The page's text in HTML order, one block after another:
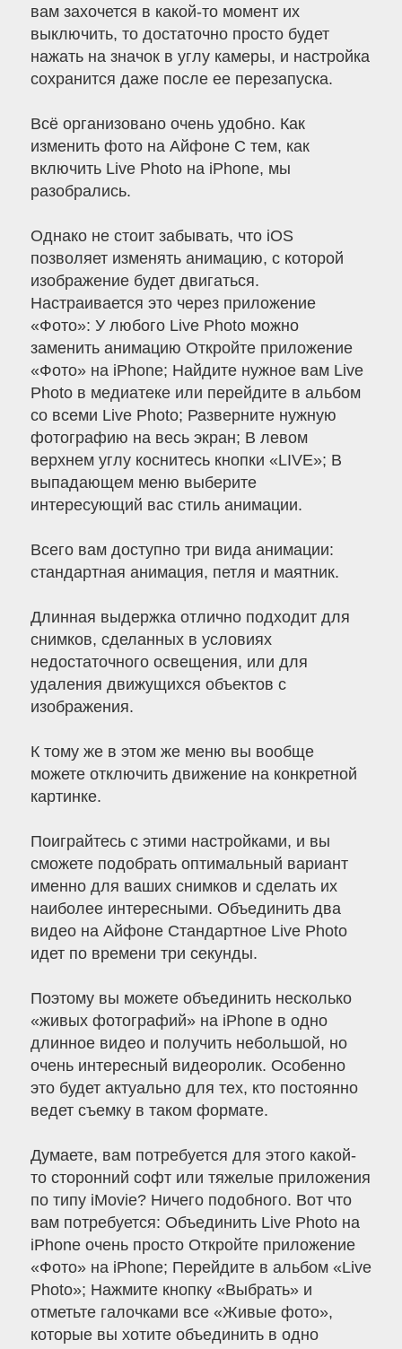
вам захочется в какой-то момент их
выключить, то достаточно просто будет
нажать на значок в углу камеры, и настройка
сохранится даже после ее перезапуска.
Всё организовано очень удобно. Как
изменить фото на Айфоне С тем, как
включить Live Photo на iPhone, мы
разобрались.
Однако не стоит забывать, что iOS
позволяет изменять анимацию, с которой
изображение будет двигаться.
Настраивается это через приложение
«Фото»: У любого Live Photo можно
заменить анимацию Откройте приложение
«Фото» на iPhone; Найдите нужное вам Live
Photo в медиатеке или перейдите в альбом
со всеми Live Photo; Разверните нужную
фотографию на весь экран; В левом
верхнем углу коснитесь кнопки «LIVE»; В
выпадающем меню выберите
интересующий вас стиль анимации.
Всего вам доступно три вида анимации:
стандартная анимация, петля и маятник.
Длинная выдержка отлично подходит для
снимков, сделанных в условиях
недостаточного освещения, или для
удаления движущихся объектов с
изображения.
К тому же в этом же меню вы вообще
можете отключить движение на конкретной
картинке.
Поиграйтесь с этими настройками, и вы
сможете подобрать оптимальный вариант
именно для ваших снимков и сделать их
наиболее интересными. Объединить два
видео на Айфоне Стандартное Live Photo
идет по времени три секунды.
Поэтому вы можете объединить несколько
«живых фотографий» на iPhone в одно
длинное видео и получить небольшой, но
очень интересный видеоролик. Особенно
это будет актуально для тех, кто постоянно
ведет съемку в таком формате.
Думаете, вам потребуется для этого какой-
то сторонний софт или тяжелые приложения
по типу iMovie? Ничего подобного. Вот что
вам потребуется: Объединить Live Photo на
iPhone очень просто Откройте приложение
«Фото» на iPhone; Перейдите в альбом «Live
Photo»; Нажмите кнопку «Выбрать» и
отметьте галочками все «Живые фото»,
которые вы хотите объединить в одно